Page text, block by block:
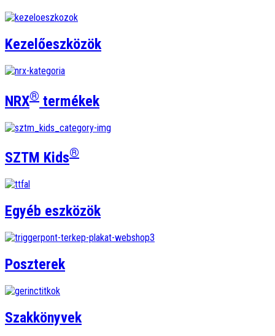
Kezelőeszközök
NRX® termékek
SZTM Kids®
Egyéb eszközök
Poszterek
Szakkönyvek